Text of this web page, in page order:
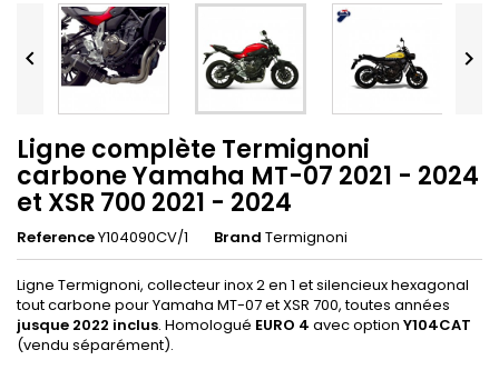
 
Ligne complète Termignoni
carbone Yamaha MT-07 2021 - 2024
et XSR 700 2021 - 2024
ReferenceY104090CV/1 Brand Termignoni
Ligne Termignoni, collecteur inox 2 en 1 et silencieux hexagonal
tout carbone pour Yamaha MT-07 et XSR 700, toutes années
jusque 2022 inclus. Homologué EURO 4 avec option Y104CAT
(vendu séparément).